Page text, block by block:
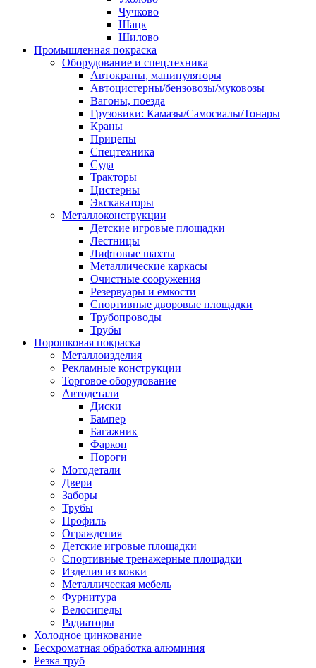
Чучково
Шацк
Шилово
Промышленная покраска
Оборудование и спец.техника
Автокраны, манипуляторы
Автоцистерны/бензовозы/муковозы
Вагоны, поезда
Грузовики: Камазы/Самосвалы/Тонары
Краны
Прицепы
Спецтехника
Суда
Тракторы
Цистерны
Экскаваторы
Металлоконструкции
Детские игровые площадки
Лестницы
Лифтовые шахты
Металлические каркасы
Очистные сооружения
Резервуары и емкости
Спортивные дворовые площадки
Трубопроводы
Трубы
Порошковая покраска
Металлоизделия
Рекламные конструкции
Торговое оборудование
Автодетали
Диски
Бампер
Багажник
Фаркоп
Пороги
Мотодетали
Двери
Заборы
Трубы
Профиль
Ограждения
Детские игровые площадки
Спортивные тренажерные площадки
Изделия из ковки
Металлическая мебель
Фурнитура
Велосипеды
Радиаторы
Холодное цинкование
Бесхроматная обработка алюминия
Резка труб